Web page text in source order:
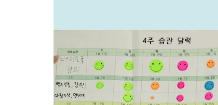
에필로그 | 66일 습관달력 | 이 책을 읽은 독자들의